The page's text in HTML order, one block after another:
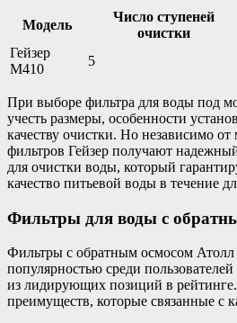
Модель
Число ступеней
очистки
Гейзер
М410
5
При выборе фильтра для воды под
учесть размеры, особенности
качеству очистки. Но независимо от
фильтров Гейзер получают
для очистки воды, который
качество питьевой воды в течение
Фильтры для воды с
Фильтры с обратным осмосом
популярностью среди
из лидирующих позиций в
преимуществ, которые связанные с